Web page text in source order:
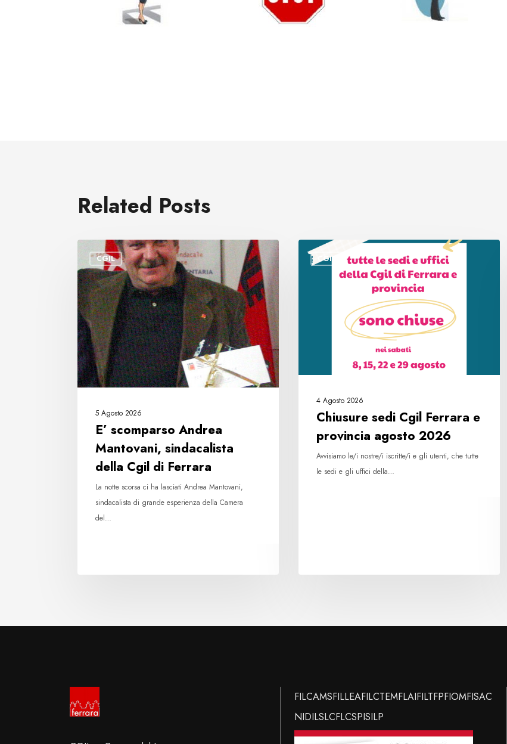
Related Posts
CGIL
scomparso
Andrea
Mantovani,
sindacalista
della
Cgil
di
Ferrara
5 Agosto 2026
E’ scomparso Andrea
Mantovani, sindacalista
della Cgil di Ferrara
La notte scorsa ci ha lasciati Andrea Mantovani,
sindacalista di grande esperienza della Camera
del…
CGIL
Chiusure
sedi
4 Agosto 2026
Chiusure sedi Cgil Ferrara e
provincia agosto 2026
Avvisiamo le/i nostre/i iscritte/i e gli utenti, che tutte
le sedi e gli uffici della…
FILCAMSFILLEAFILCTEMFLAIFILTFPFIOMFISAC
NIDILSLCFLCSPISILP